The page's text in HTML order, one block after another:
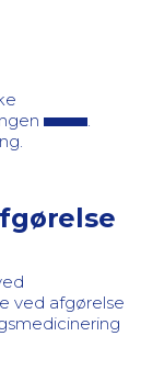
ved afgørelse